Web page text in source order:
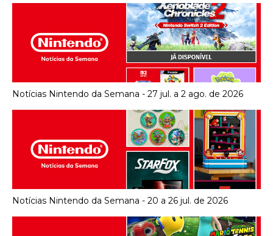
Notícias Nintendo da Semana - 27 jul. a 2 ago. de 2026
Notícias Nintendo da Semana - 20 a 26 jul. de 2026